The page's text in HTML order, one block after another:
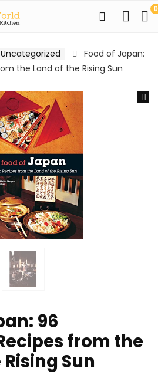
0
Uncategorized
Food of Japan:
the Land of the Rising Sun
96
from the
Sun